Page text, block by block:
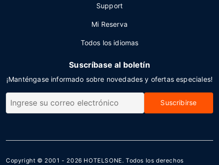
Support
Mi Reserva
Todos los idiomas
Suscríbase al boletín
¡Manténgase informado sobre novedades y ofertas especiales!
Suscribirse
Copyright © 2001 - 2026 HOTELSONE. Todos los derechos